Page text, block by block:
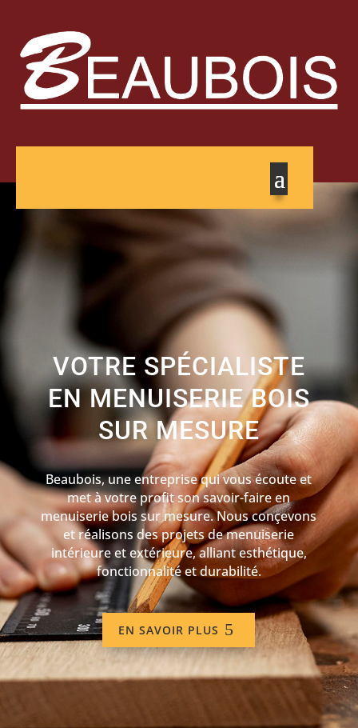
VOTRE SPÉCIALISTE
EN MENUISERIE BOIS
SUR MESURE
Beaubois, une entreprise qui vous écoute et
met à votre profit son savoir-faire en
menuiserie bois sur mesure. Nous conçevons
et réalisons des projets de menuiserie
intérieure et extérieure, alliant esthétique,
fonctionnalité et durabilité.
EN SAVOIR PLUS